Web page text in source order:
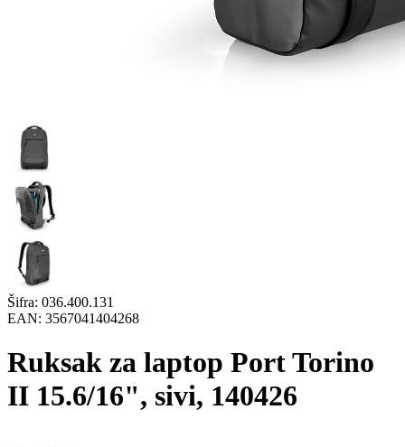
Šifra: 036.400.131
EAN: 3567041404268
Ruksak za laptop Port Torino
II 15.6/16", sivi, 140426